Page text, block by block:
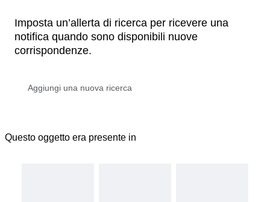
Imposta un’allerta di ricerca per ricevere una
notifica quando sono disponibili nuove
corrispondenze.
Questo oggetto era presente in